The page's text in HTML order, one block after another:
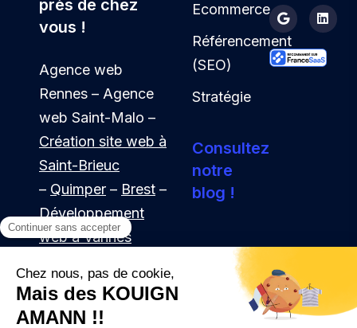
près de chez
vous !
Agence web
Rennes – Agence
web Saint-Malo –
Création site web à
Saint-Brieuc
– Quimper – Brest –
Développement
web à Vannes
Webmaster à
Lorient
Ecommerce
Référencement
(SEO)
Stratégie
Consultez
notre
blog !